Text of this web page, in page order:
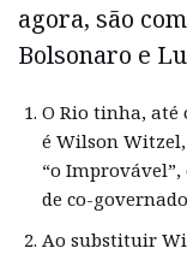
agora, são
Bolsonaro e
O Rio tinha, até
é Wilson Witzel,
“o
de co-
Ao substituir